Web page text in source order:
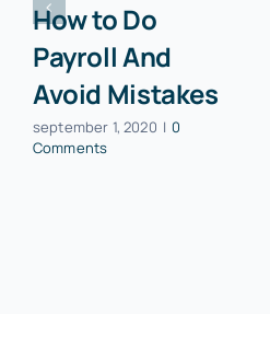
How to Do
Payroll And
Avoid Mistakes
september 1, 2020 | 0
Comments